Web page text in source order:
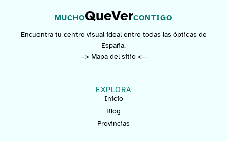
MUCHOQueVerCONTIGO
Encuentra tu centro visual ideal entre todas las ópticas de
España.
--> Mapa del sitio <--
EXPLORA
Inicio
Blog
Provincias